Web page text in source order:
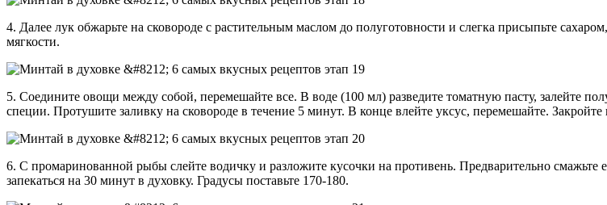
4. Далее лук обжарьте на сковороде с растительным маслом до полуготовности и слегка присыпьте
мягкости.
5. Соедините овощи между собой, перемешайте все. В воде (100 мл) разведите томатную пасту, залейте
специи. Протушите заливку на сковороде в течение 5 минут. В конце влейте уксус, перемешайте.
6. С промаринованной рыбы слейте водичку и разложите кусочки на противень. Предварительно
запекаться на 30 минут в духовку. Градусы поставьте 170-180.